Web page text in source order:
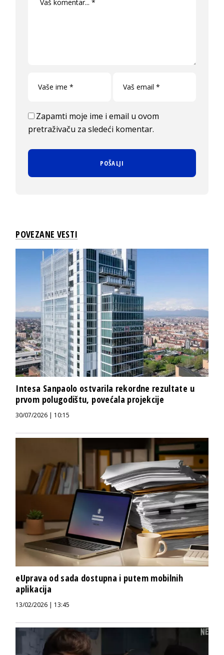
Zapamti moje ime i email u ovom
pretraživaču za sledeći komentar.
POVEZANE VESTI
Intesa Sanpaolo ostvarila rekordne rezultate u
prvom polugodištu, povećala projekcije
30/07/2026 | 10:15
eUprava od sada dostupna i putem mobilnih
aplikacija
13/02/2026 | 13:45